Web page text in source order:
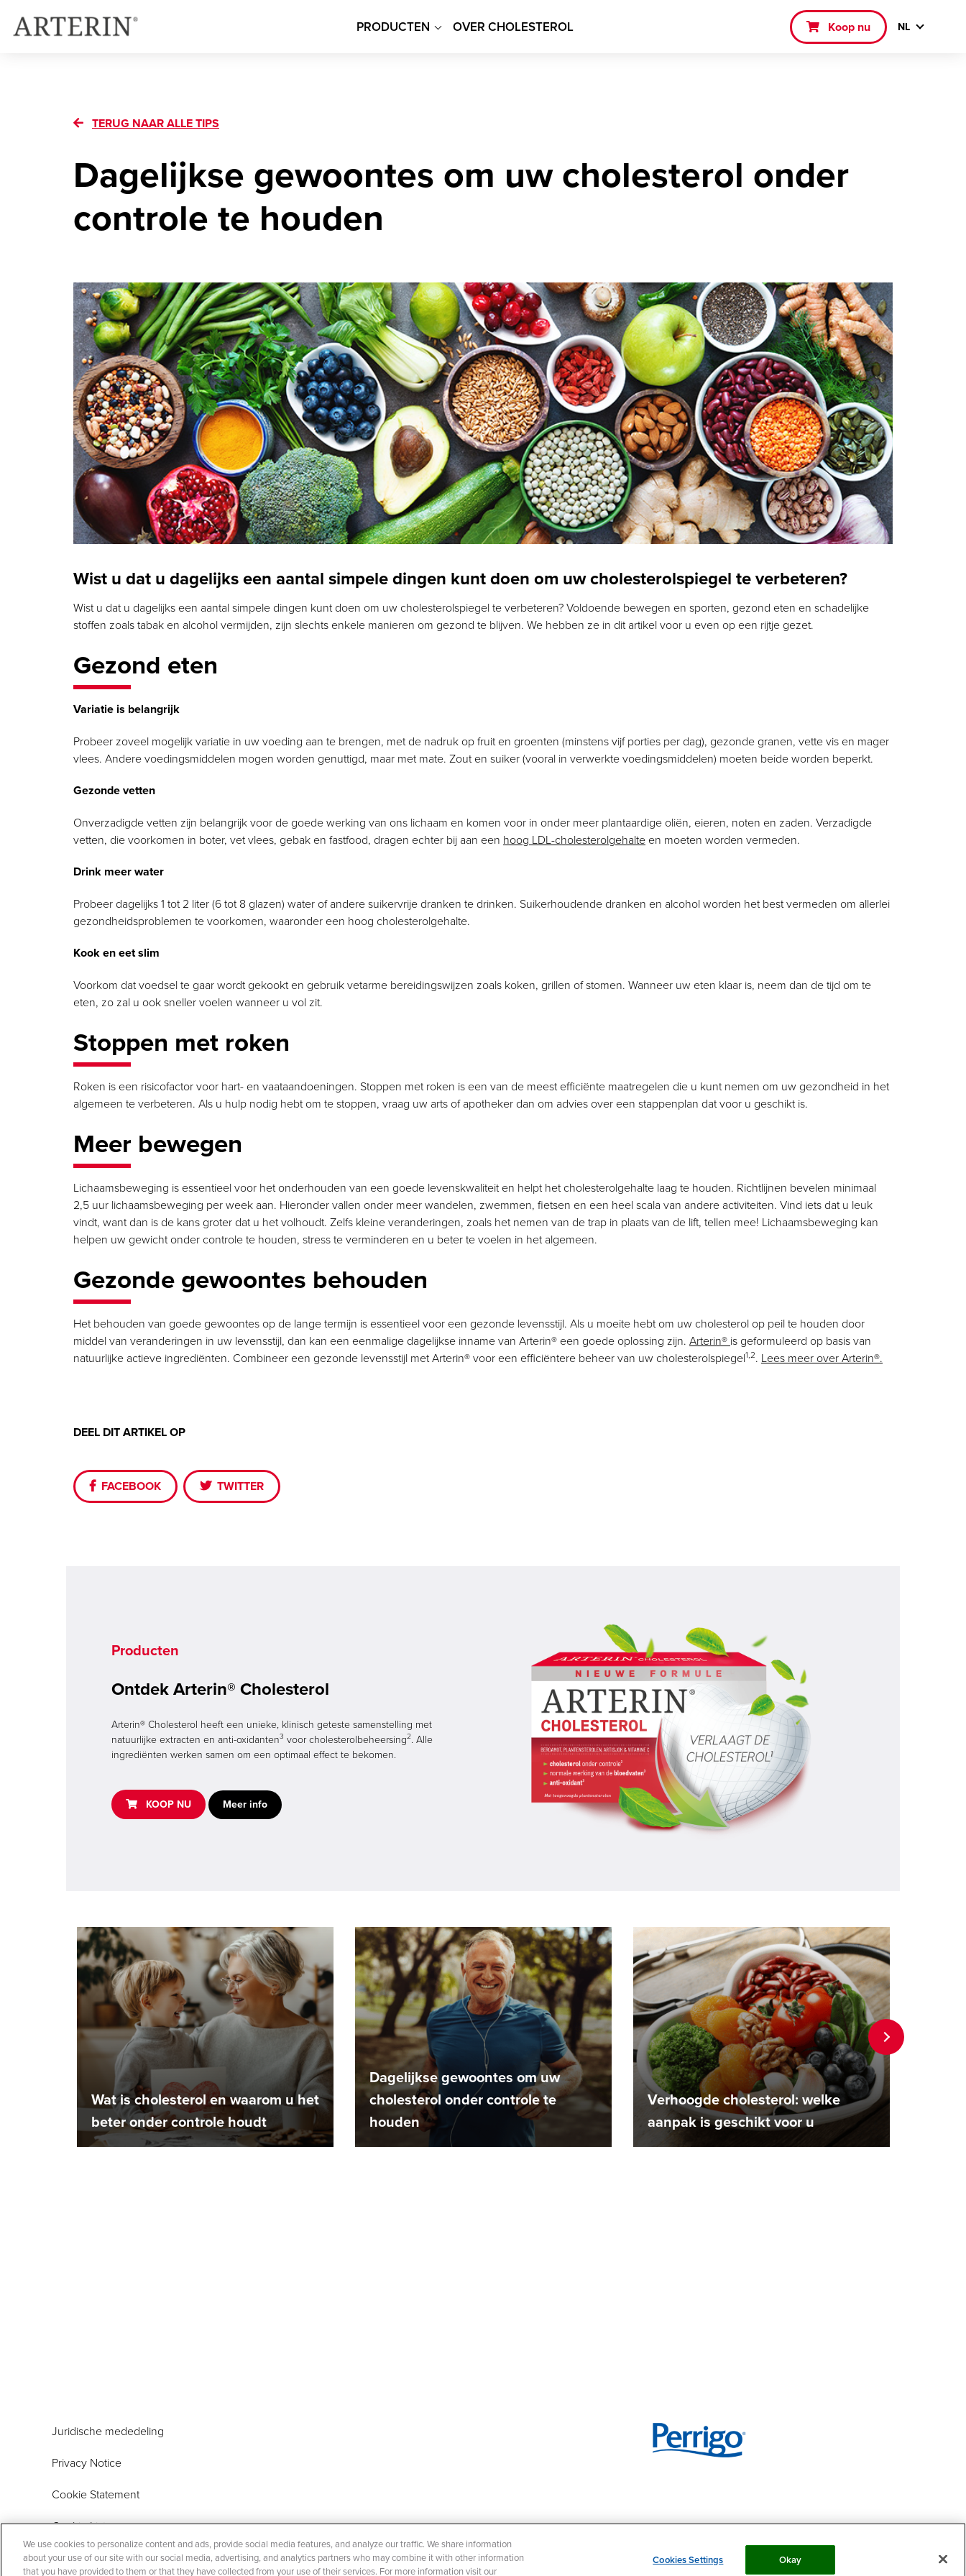
main
Image
Main
PRODUCTEN OVER CHOLESTEROL NL
Koop nu
TERUG NAAR ALLE TIPS
Dagelijkse gewoontes om uw cholesterol onder
controle te houden
Wist u dat u dagelijks een aantal simpele dingen kunt doen om uw cholesterolspiegel te verbeteren?
Wist u dat u dagelijks een aantal simpele dingen kunt doen om uw cholesterolspiegel te verbeteren? Voldoende bewegen en sporten, gezond eten en schadelijke
stoffen zoals tabak en alcohol vermijden, zijn slechts enkele manieren om gezond te blijven. We hebben ze in dit artikel voor u even op een rijtje gezet.
Gezond eten
Variatie is belangrijk
Probeer zoveel mogelijk variatie in uw voeding aan te brengen, met de nadruk op fruit en groenten (minstens vijf porties per dag), gezonde granen, vette vis en mager
vlees. Andere voedingsmiddelen mogen worden genuttigd, maar met mate. Zout en suiker (vooral in verwerkte voedingsmiddelen) moeten beide worden beperkt.
Gezonde vetten
Onverzadigde vetten zijn belangrijk voor de goede werking van ons lichaam en komen voor in onder meer plantaardige oliën, eieren, noten en zaden. Verzadigde
vetten, die voorkomen in boter, vet vlees, gebak en fastfood, dragen echter bij aan een hoog LDL-cholesterolgehalteen moeten worden vermeden.
Drink meer water
Probeer dagelijks 1 tot 2 liter (6 tot 8 glazen) water of andere suikervrije dranken te drinken. Suikerhoudende dranken en alcohol worden het best vermeden om allerlei
gezondheidsproblemen te voorkomen, waaronder een hoog cholesterolgehalte.
Kook en eet slim
Voorkom dat voedsel te gaar wordt gekookt en gebruik vetarme bereidingswijzen zoals koken, grillen of stomen. Wanneer uw eten klaar is, neem dan de tijd om te
eten, zo zal u ook sneller voelen wanneer u vol zit.
Stoppen met roken
Roken is een risicofactor voor hart- en vaataandoeningen. Stoppen met roken is een van de meest efficiënte maatregelen die u kunt nemen om uw gezondheid in het
algemeen te verbeteren. Als u hulp nodig hebt om te stoppen, vraag uw arts of apotheker dan om advies over een stappenplan dat voor u geschikt is.
Meer bewegen
Lichaamsbeweging is essentieel voor het onderhouden van een goede levenskwaliteit en helpt het cholesterolgehalte laag te houden. Richtlijnen bevelen minimaal
2,5 uur lichaamsbeweging per week aan. Hieronder vallen onder meer wandelen, zwemmen, fietsen en een heel scala van andere activiteiten. Vind iets dat u leuk
vindt, want dan is de kans groter dat u het volhoudt. Zelfs kleine veranderingen, zoals het nemen van de trap in plaats van de lift, tellen mee! Lichaamsbeweging kan
helpen uw gewicht onder controle te houden, stress te verminderen en u beter te voelen in het algemeen.
Gezonde gewoontes behouden
Het behouden van goede gewoontes op de lange termijn is essentieel voor een gezonde levensstijl. Als u moeite hebt om uw cholesterol op peil te houden door
middel van veranderingen in uw levensstijl, dan kan een eenmalige dagelijkse inname van Arterin® een goede oplossing zijn. Arterin® is geformuleerd op basis van
natuurlijke actieve ingrediënten. Combineer een gezonde levensstijl met Arterin® voor een efficiëntere beheer van uw cholesterolspiegel1,2. Lees meer over Arterin®.
DEEL DIT ARTIKEL OP
FACEBOOK TWITTER
Arterin®
Buy
Producten
Ontdek Arterin® Cholesterol
Arterin® Cholesterol heeft een unieke, klinisch geteste samenstelling met
natuurlijke extracten en anti-oxidanten3 voor cholesterolbeheersing2. Alle
ingrediënten werken samen om een optimaal effect te bekomen.
KOOP NU
Koop
Koop
Meer info
Wat is cholesterol en waarom u het
beter onder controle houdt
Dagelijkse gewoontes om uw
cholesterol onder controle te
houden
Verhoogde cholesterol: welke
aanpak is geschikt voor u
Juridische mededeling
Privacy Notice
Cookie Statement
Cookie List
Contact: Perrigo Belgium – Gaston Crommenlaan 6 bus 606, 9050 Gent -
Image
We use cookies to personalize content and ads, provide social media features, and analyze our traffic. We share information
about your use of our site with our social media, advertising, and analytics partners who may combine it with other information
that you have provided to them or that they have collected from your use of their services. For more information visit our
Cookies Settings Okay